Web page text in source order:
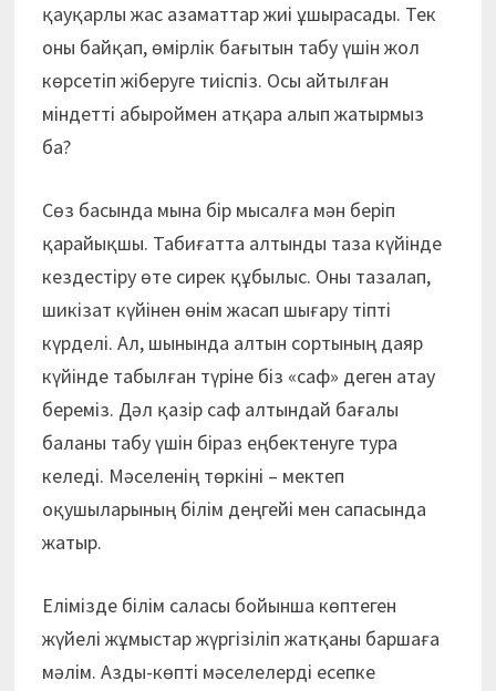
қауқарлы жас азаматтар жиі ұшырасады. Тек
оны байқап, өмірлік бағытын табу үшін жол
көрсетіп жіберуге тиіспіз. Осы айтылған
міндетті абыроймен атқара алып жатырмыз
ба?
Сөз басында мына бір мысалға мән беріп
қарайықшы. Табиғатта алтынды таза күйінде
кездестіру өте сирек құбылыс. Оны тазалап,
шикізат күйінен өнім жасап шығару тіпті
күрделі. Ал, шынында алтын сортының даяр
күйінде табылған түріне біз «саф» деген атау
береміз. Дәл қазір саф алтындай бағалы
баланы табу үшін біраз еңбектенуге тура
келеді. Мәселенің төркіні – мектеп
оқушыларының білім деңгейі мен сапасында
жатыр.
Елімізде білім саласы бойынша көптеген
жүйелі жұмыс­тар жүргізіліп жатқаны баршаға
мәлім. Азды-көпті мәселелерді есепке